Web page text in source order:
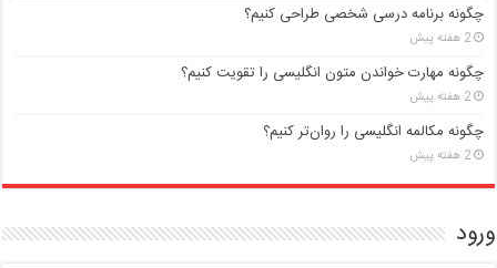
چگونه برنامه درسی شخصی طراحی کنیم؟
2 هفته پیش
چگونه مهارت خواندن متون انگلیسی را تقویت کنیم؟
2 هفته پیش
چگونه مکالمه انگلیسی را روان‌تر کنیم؟
2 هفته پیش
ورود